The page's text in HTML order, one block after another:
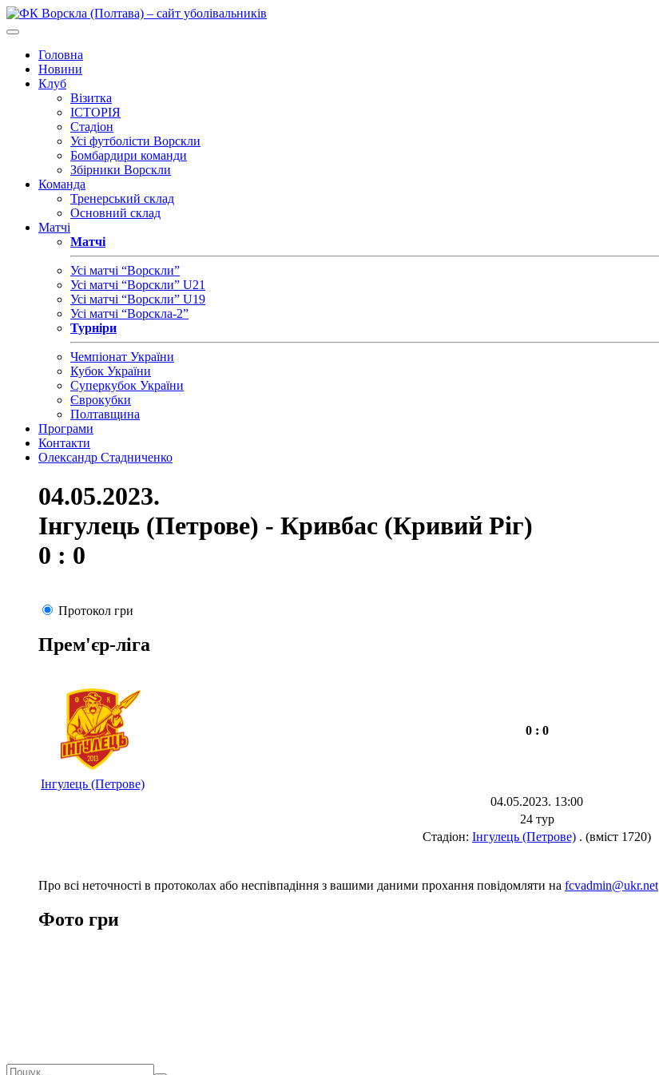
Головна
Новини
Клуб
Візитка
ІСТОРІЯ
Стадіон
Усі футболісти Ворскли
Бомбардири команди
Збірники Ворскли
Команда
Тренерський склад
Основний склад
Матчі
Матчі
Усі матчі “Ворскли”
Усі матчі “Ворскли” U21
Усі матчі “Ворскли” U19
Усі матчі “Ворскла-2”
Турніри
Чемпіонат України
Кубок України
Суперкубок України
Єврокубки
Полтавщина
Програми
Контакти
Олександр Стадниченко
04.05.2023.
Інгулець (Петрове) - Кривбас (Кривий Ріг)
0 : 0
Протокол гри
Прем'єр-ліга
0 : 0
Інгулець (Петрове)
04.05.2023. 13:00
24 тур
Стадіон: Інгулець (Петрове) . (вміст 1720)
Про всі неточності в протоколах або неспівпадіння з вашими даними прохання повідомляти на fcvadmin@ukr.net
Фото гри